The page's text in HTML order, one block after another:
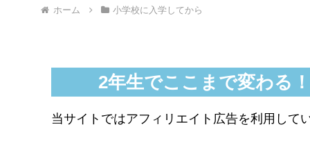
ホーム 小学校に入学してから
2年生でここまで変わる
当サイトではアフィリエイト広告を利用して